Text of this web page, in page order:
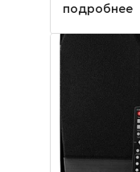
решение
подробнее